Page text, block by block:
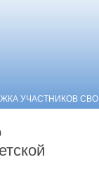
УЧАСТНИКОВ СВО